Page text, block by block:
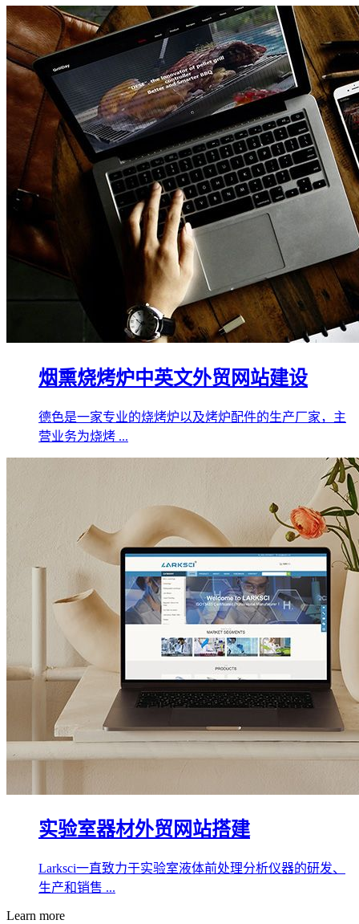
烟熏烧烤炉中英文外贸网站建设
德色是一家专业的烧烤炉以及烤炉配件的生产厂家，主
营业务为烧烤 ...
实验室器材外贸网站搭建
Larksci一直致力于实验室液体前处理分析仪器的研发、
生产和销售 ...
Learn more